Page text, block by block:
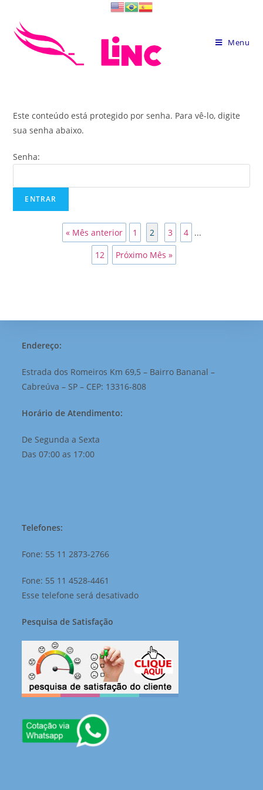
content
Menu
Este conteúdo está protegido por senha. Para vê-lo, digite
sua senha abaixo.
Senha:
« Mês anterior 1 2 3 4
...
12
Próximo Mês »
Endereço:
Estrada dos Romeiros Km 69,5 – Bairro Bananal –
Cabreúva – SP – CEP: 13316-808
Horário de Atendimento:
De Segunda a Sexta
Das 07:00 as 17:00
Telefones:
Fone: 55 11 2873-2766
Fone: 55 11 4528-4461
Esse telefone será desativado
Pesquisa de Satisfação